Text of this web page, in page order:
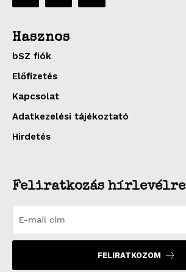
Hasznos
bSZ fiók
Előfizetés
Kapcsolat
Adatkezelési tájékoztató
Hirdetés
Feliratkozás hírlevélre
FELIRATKOZOM